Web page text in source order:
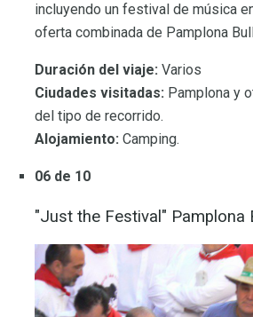
incluyendo un festival de música
oferta combinada de Pamplona
Duración del viaje: Varios
Ciudades visitadas: Pamplona y
del tipo de recorrido.
Alojamiento: Camping.
06 de 10
"Just the Festival" Pamplona